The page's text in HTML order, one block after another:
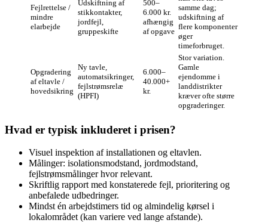
Fejlrettelse /
mindre
elarbejde
Udskiftning af
stikkontakter,
jordfejl,
gruppeskifte
500–
6.000 kr.
afhængig
af opgave
samme dag;
udskiftning af
flere komponenter
øger
timeforbruget.
Opgradering
af eltavle /
hovedsikring
Ny tavle,
automatsikringer,
fejlstrømsrelæ
(HPFI)
6.000–
40.000+
kr.
Stor variation.
Gamle
ejendomme i
landdistrikter
kræver ofte større
opgraderinger.
Hvad er typisk inkluderet i prisen?
Visuel inspektion af installationen og eltavlen.
Målinger: isolationsmodstand, jordmodstand,
fejlstrømsmålinger hvor relevant.
Skriftlig rapport med konstaterede fejl, prioritering og
anbefalede udbedringer.
Mindst én arbejdstimers tid og almindelig kørsel i
lokalområdet (kan variere ved lange afstande).